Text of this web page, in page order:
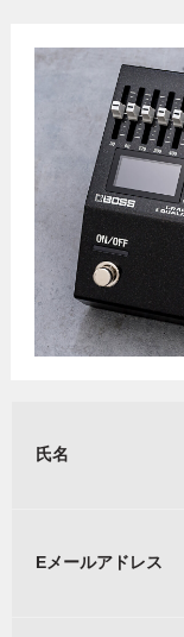
氏名
Eメールアドレス